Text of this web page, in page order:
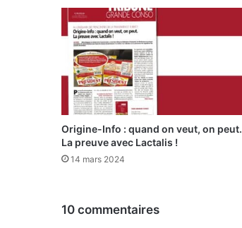
Origine-Info : quand on veut, on peut.
La preuve avec Lactalis !
14 mars 2024
10 commentaires